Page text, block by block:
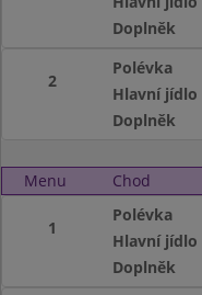
Doplněk
2
Polévka
Hlavní jídlo
Doplněk
Menu Chod
1
Polévka
Hlavní jídlo
Doplněk